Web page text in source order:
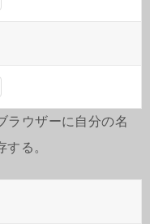
ラウザーに自分の名
る。